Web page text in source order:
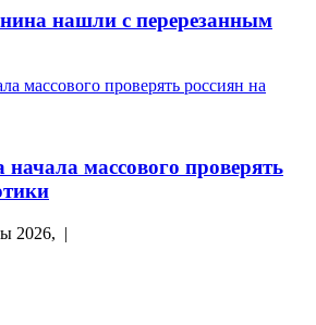
нашли с перерезанным
массового проверять россиян на
начала массового проверять
2026, |